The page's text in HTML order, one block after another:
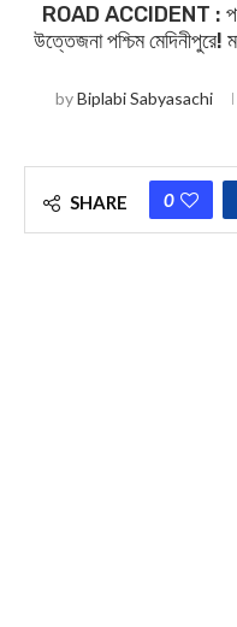
ROAD ACCIDENT : পথ
উত্তেজনা পশ্চিম মেদিনীপুরে!
byBiplabi Sabyasachi
SHARE 0